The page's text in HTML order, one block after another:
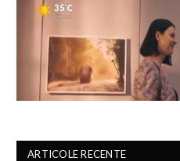
ARTICOLE RECENTE